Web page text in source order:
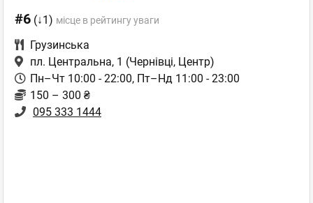
#6 (↓1) місце в рейтингу уваги
Грузинська
пл. Центральна, 1 (Чернівці, Центр)
Пн–Чт 10:00 - 22:00, Пт–Нд 11:00 - 23:00
150 – 300 ₴
095 333 1444